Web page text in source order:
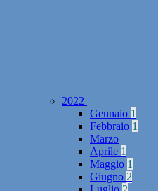
2022
Gennaio 1
Febbraio 1
Marzo
Aprile 1
Maggio 1
Giugno 2